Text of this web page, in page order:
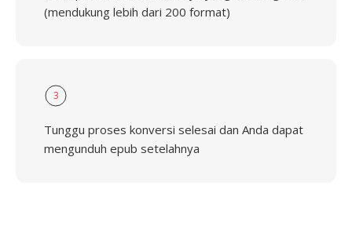
(mendukung lebih dari 200 format)
3
Tunggu proses konversi selesai dan Anda dapat
mengunduh epub setelahnya